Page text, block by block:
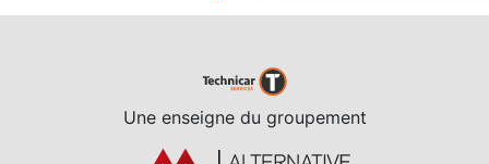
Une enseigne du groupement